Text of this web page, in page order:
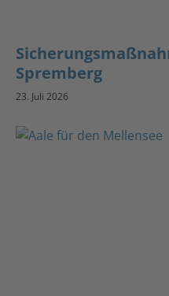
Spremberg
23. Juli 2026